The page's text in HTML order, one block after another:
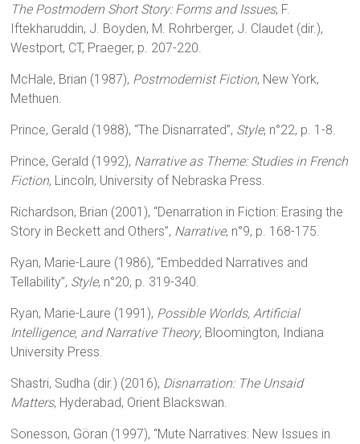
The Postmodern Short Story: Forms and Issues, F.
Iftekharuddin, J. Boyden, M. Rohrberger, J. Claudet (dir.),
Westport, CT, Praeger, p. 207-220.
McHale, Brian (1987), Postmodernist Fiction, New York,
Methuen.
Prince, Gerald (1988), “The Disnarrated”, Style, n°22, p. 1-8.
Prince, Gerald (1992), Narrative as Theme: Studies in French
Fiction, Lincoln, University of Nebraska Press.
Richardson, Brian (2001), “Denarration in Fiction: Erasing the
Story in Beckett and Others”, Narrative, n°9, p. 168-175.
Ryan, Marie-Laure (1986), “Embedded Narratives and
Tellability”, Style, n°20, p. 319-340.
Ryan, Marie-Laure (1991), Possible Worlds, Artificial
Intelligence, and Narrative Theory, Bloomington, Indiana
University Press.
Shastri, Sudha (dir.) (2016), Disnarration: The Unsaid
Matters, Hyderabad, Orient Blackswan.
Sonesson, Göran (1997), “Mute Narratives: New Issues in